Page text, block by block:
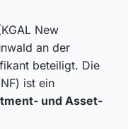
New
an der
beteiligt. Die
ist ein
und Asset-